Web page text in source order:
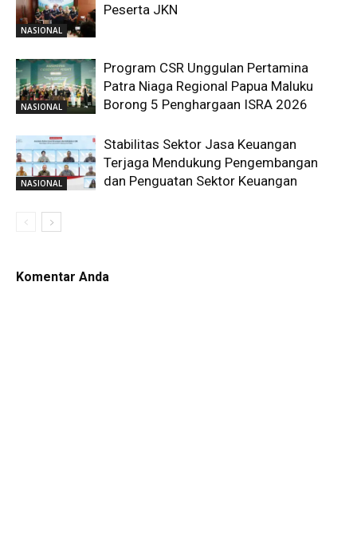
NASIONAL
Peserta JKN
NASIONAL
Program CSR Unggulan Pertamina
Patra Niaga Regional Papua Maluku
Borong 5 Penghargaan ISRA 2026
NASIONAL
Stabilitas Sektor Jasa Keuangan
Terjaga Mendukung Pengembangan
dan Penguatan Sektor Keuangan
Komentar Anda